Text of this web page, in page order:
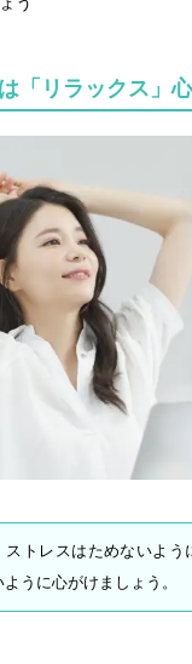
「リラックス」
ストレスはためないよう
ように心がけましょう。